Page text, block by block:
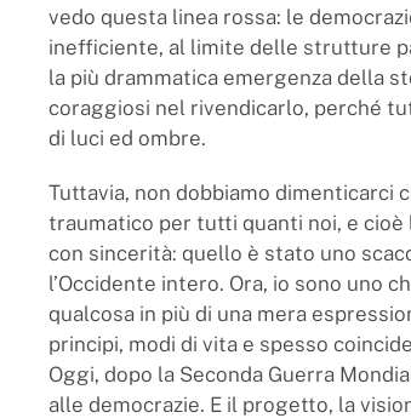
vedo questa linea rossa: le
inefficiente, al limite delle strutture
la più drammatica emergenza della
coraggiosi nel rivendicarlo, perché
di luci ed ombre.
Tuttavia, non dobbiamo dimenticarci
traumatico per tutti quanti noi, e cioè
con sincerità: quello è stato uno
l’Occidente intero. Ora, io sono uno
qualcosa in più di una mera
principi, modi di vita e spesso
Oggi, dopo la Seconda Guerra
alle democrazie. E il progetto, la